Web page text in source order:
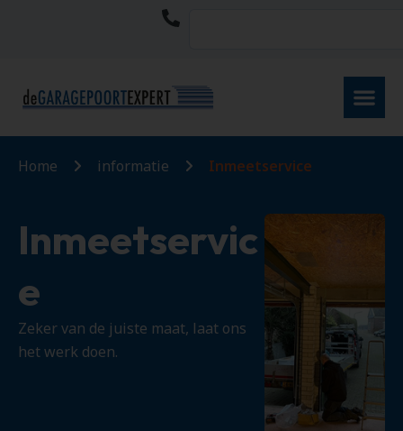
Home informatie Inmeetservice
Inmeetservic
e
Zeker van de juiste maat, laat ons
het werk doen.